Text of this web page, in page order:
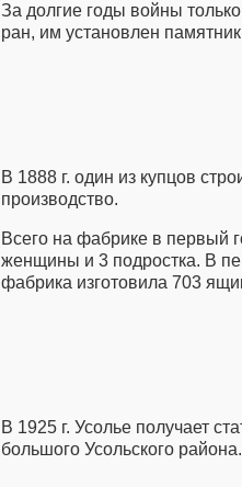
За долгие годы войны
ран, им установлен
В 1888 г. один из купцов
производство.
Всего на фабрике в первый
женщины и 3 подростка. В
фабрика изготовила 703
В 1925 г. Усолье получает
большого Усольского района.